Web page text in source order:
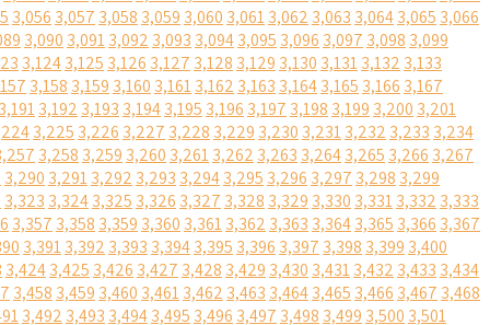
3,056 3,057 3,058 3,059 3,060 3,0613,062 3,063 3,0643,065 3,066
3,090 3,0913,092 3,093 3,0943,095 3,096 3,097 3,098 3,099
3,1243,125 3,126 3,127 3,128 3,129 3,130 3,1313,132 3,133
3,158 3,159 3,160 3,1613,162 3,163 3,1643,165 3,166 3,167
3,192 3,193 3,1943,195 3,196 3,197 3,198 3,199 3,200 3,201
3,225 3,226 3,227 3,228 3,229 3,230 3,2313,232 3,233 3,234
3,258 3,259 3,260 3,2613,262 3,263 3,2643,265 3,266 3,267
3,290 3,2913,292 3,293 3,2943,295 3,296 3,297 3,298 3,299
3,323 3,3243,325 3,326 3,327 3,328 3,329 3,330 3,3313,332 3,333
3,357 3,358 3,359 3,360 3,3613,362 3,363 3,3643,365 3,366 3,367
3,3913,392 3,393 3,3943,395 3,396 3,397 3,398 3,399 3,400
3,4243,425 3,426 3,427 3,428 3,429 3,430 3,4313,432 3,433 3,434
3,458 3,459 3,460 3,4613,462 3,463 3,4643,465 3,466 3,467 3,468
3,492 3,493 3,4943,495 3,496 3,497 3,498 3,499 3,500 3,501